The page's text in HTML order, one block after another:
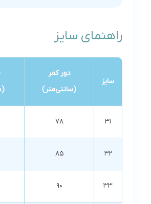
راهنمای سایز
سایز
دور کمر
(سانتی‌متر)
31
78
32
85
33
90